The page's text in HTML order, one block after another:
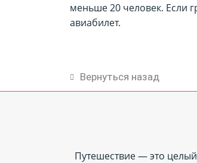
меньше 20 человек. Если
авиабилет.
Вернуться назад
Путешествие — это